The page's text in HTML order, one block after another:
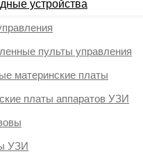
устройства
пульты управления
материнские платы
платы аппаратов УЗИ
УЗИ